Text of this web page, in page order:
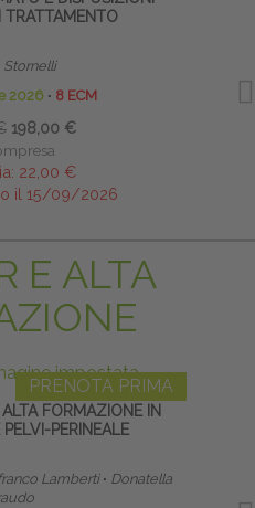
TRATTAMENTO
Stornelli
2026 ∙ 8 ECM
198,00 €
22,00 €
il 15/09/2026
E ALTA
PRENOTA PRIMA
FORMAZIONE IN
PERINEALE
Lamberti ∙ Donatella